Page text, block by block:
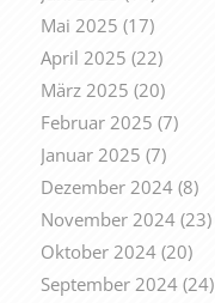
Mai 2025 (17)
April 2025 (22)
März 2025 (20)
Februar 2025 (7)
Januar 2025 (7)
Dezember 2024(8)
November 2024(23)
Oktober 2024(20)
September 2024(24)